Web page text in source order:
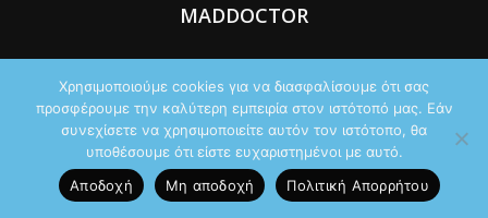
MADDOCTOR
Χρησιμοποιούμε cookies για να διασφαλίσουμε ότι σας
προσφέρουμε την καλύτερη εμπειρία στον ιστότοπό μας. Εάν
συνεχίσετε να χρησιμοποιείτε αυτόν τον ιστότοπο, θα
υποθέσουμε ότι είστε ευχαριστημένοι με αυτό.
Αποδοχή
Μη αποδοχή Πολιτική Aπορρήτου